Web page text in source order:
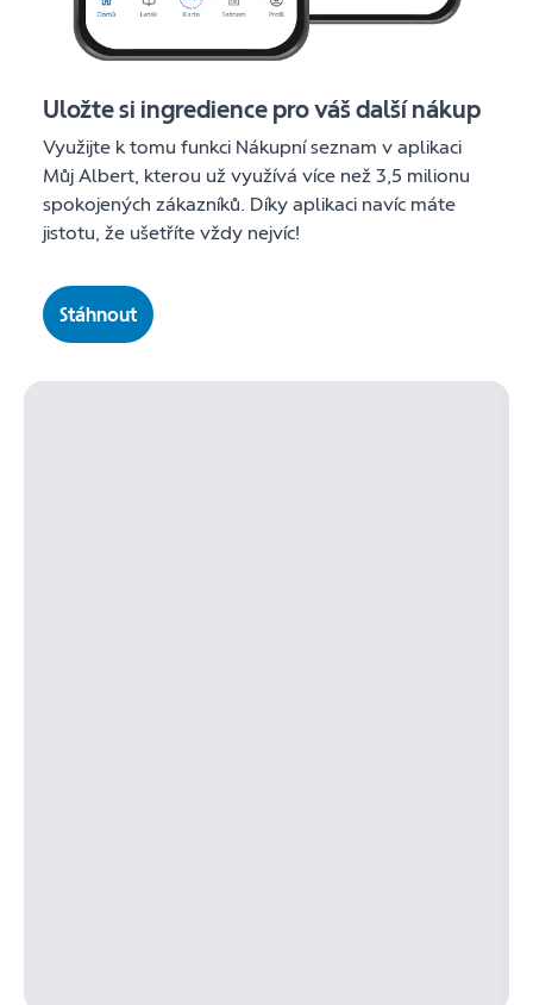
Uložte si ingredience pro váš další nákup
Využijte k tomu funkci Nákupní seznam v aplikaci
Můj Albert, kterou už využívá více než 3,5 milionu
spokojených zákazníků. Díky aplikaci navíc máte
jistotu, že ušetříte vždy nejvíc!
Stáhnout